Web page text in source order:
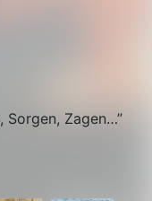
Sorgen, Zagen…”